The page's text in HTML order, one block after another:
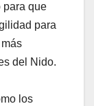
para que
para
del Nido.
los